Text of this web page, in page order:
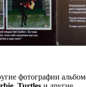
фотографии